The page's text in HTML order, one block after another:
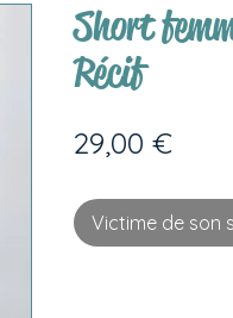
Short
Récif
29,00 €Prix
Victime de son